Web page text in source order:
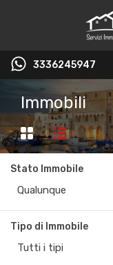
3336245947
Immobili
Stato Immobile
Qualunque
Tipo di Immobile
Tutti i tipi